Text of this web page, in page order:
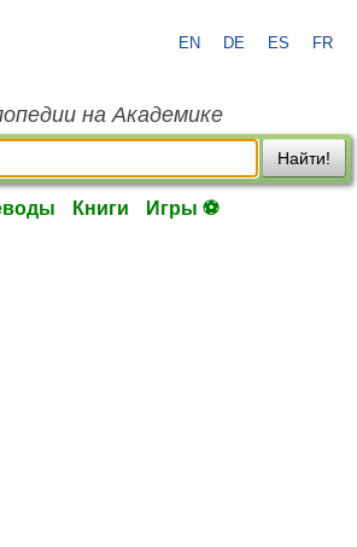
EN DE ES FR
на Академике
Найти!
Книги Игры ⚽